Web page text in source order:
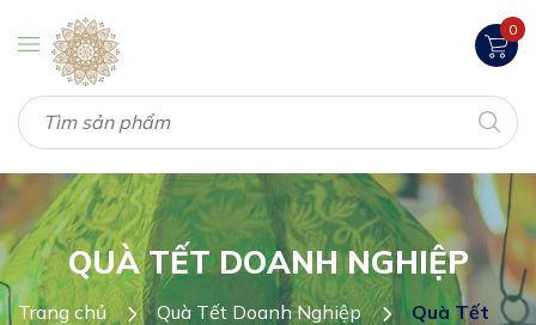
0
QUÀ TẾT DOANH NGHIỆP
Trang chủ Quà Tết Doanh Nghiệp
Quà Tết